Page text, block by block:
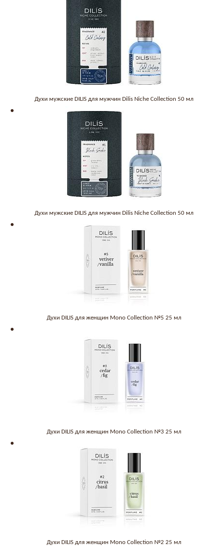
Духи мужские DILIS для мужчин Dilis Niche Collection 50 мл
Духи мужские DILIS для мужчин Dilis Niche Collection 50 мл
Духи DILIS для женщин Mono Collection №5 25 мл
Духи DILIS для женщин Mono Collection №3 25 мл
Духи DILIS для женщин Mono Collection №2 25 мл